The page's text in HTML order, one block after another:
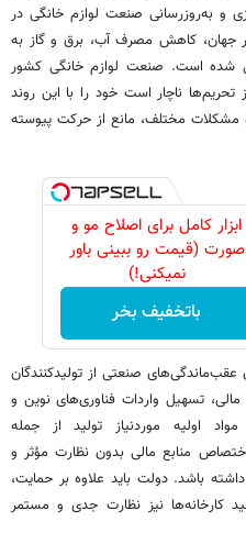
و به‌روزرسانی صنعت لوازم خانگی در
جهان، کاهش مصرف آب، برق و گاز به
شده است. صنعت لوازم خانگی کشور
ناچار است خود را با این روند
مشکلات مختلف، مانع از حرکت پیوسته
ابزار کامل برای اصلاح مو و
صورت (قیمت رو ببینی باور
نمیکنی!)
باتخفیف بخر
عقب‌ماندگی‌های صنعتی از تولیدکنندگان
تسهیل واردات فناوری‌های نوین و
اولیه موردنیاز تولید از جمله
منابع مالی بدون نظارت مؤثر و
باشد. دولت باید علاوه بر حمایت،
کارخانه‌ها نیز نظارت جدی و مستمر